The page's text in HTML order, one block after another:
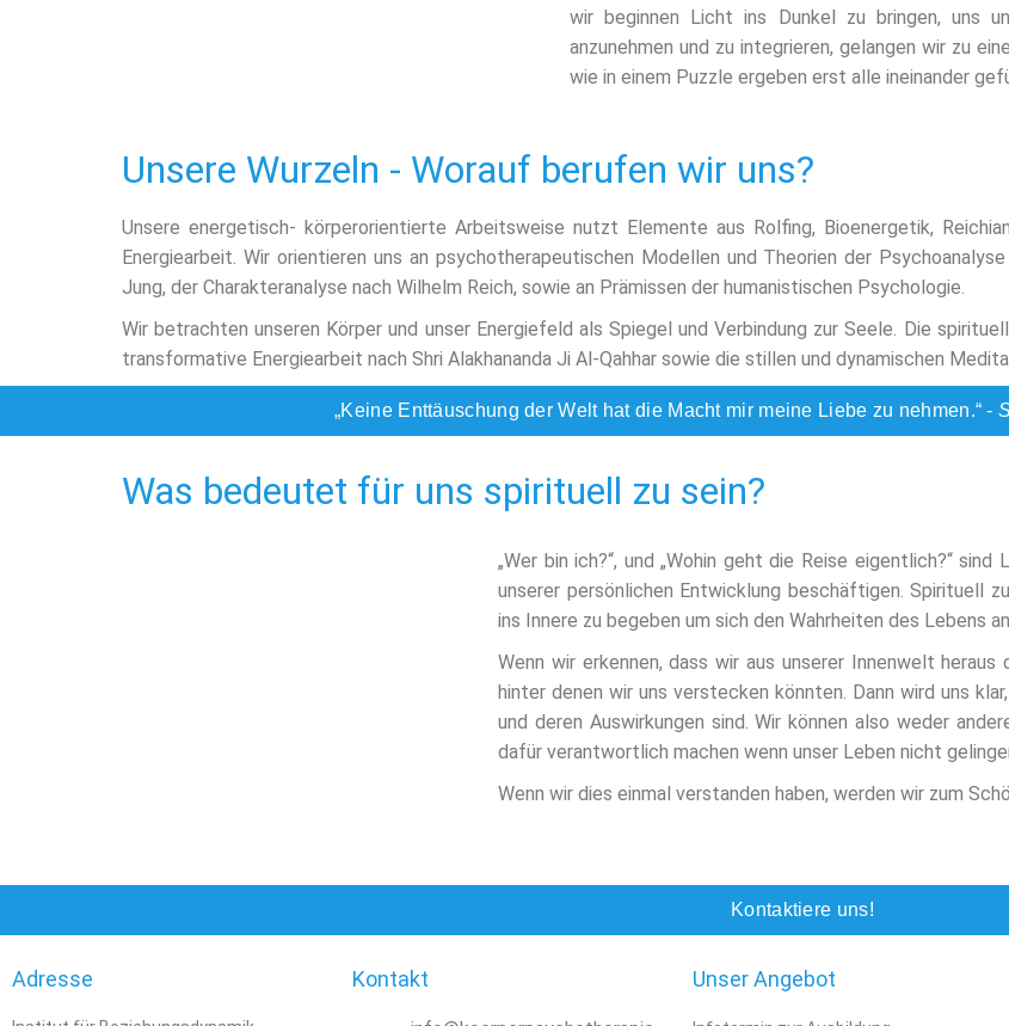
wir beginnen Licht ins Dunkel zu bringen, uns
anzunehmen und zu integrieren, gelangen wir zu
wie in einem Puzzle ergeben erst alle ineinander
Unsere Wurzeln - Worauf berufen wir uns?
Unsere energetisch- körperorientierte Arbeitsweise nutzt Elemente aus Rolfing, Bioenergetik,
Energiearbeit. Wir orientieren uns an psychotherapeutischen Modellen und Theorien der
Jung, der Charakteranalyse nach Wilhelm Reich, sowie an Prämissen der humanistischen Psychologie.
Wir betrachten unseren Körper und unser Energiefeld als Spiegel und Verbindung zur Seele. Die
transformative Energiearbeit nach Shri Alakhananda Ji Al-Qahhar sowie die stillen und dynamischen
„Keine Enttäuschung der Welt hat die Macht mir meine Liebe zu nehmen.“ -
Was bedeutet für uns spirituell zu sein?
„Wer bin ich?“, und „Wohin geht die Reise eigentlich?“
unserer persönlichen Entwicklung beschäftigen. Spirituell
ins Innere zu begeben um sich den Wahrheiten des Lebens
Wenn wir erkennen, dass wir aus unserer Innenwelt
hinter denen wir uns verstecken könnten. Dann wird uns
und deren Auswirkungen sind. Wir können also weder
dafür verantwortlich machen wenn unser Leben nicht
Wenn wir dies einmal verstanden haben, werden wir zum
Kontaktiere uns!
Adresse Kontakt Unser Angebot